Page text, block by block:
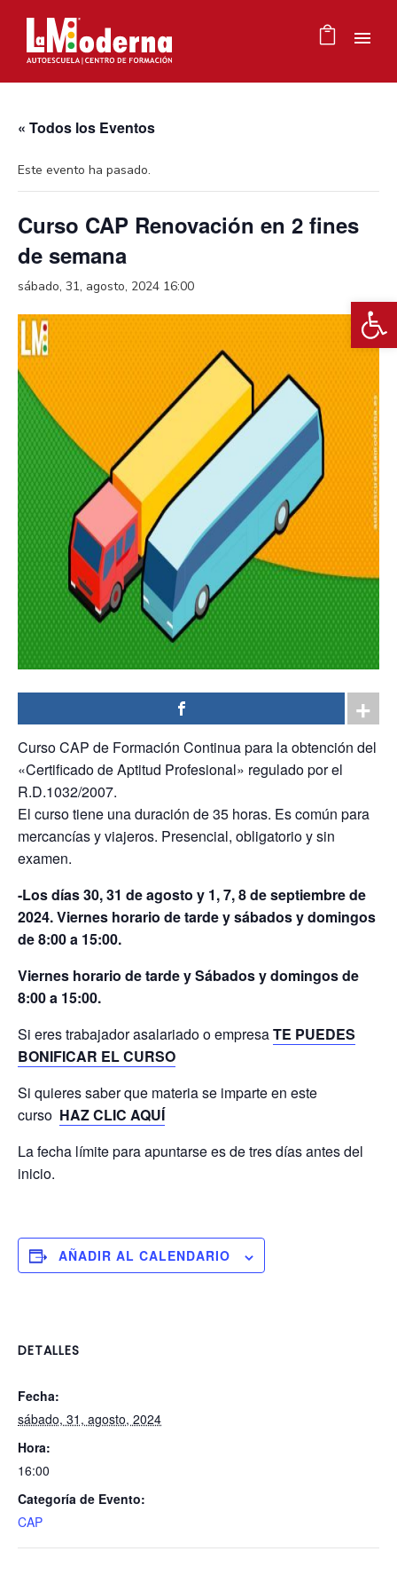
« Todos los Eventos
Este evento ha pasado.
Curso CAP Renovación en 2 fines
de semana
sábado, 31, agosto, 2024 16:00
Curso CAP de Formación Continua para la obtención del
«Certificado de Aptitud Profesional» regulado por el
R.D.1032/2007.
El curso tiene una duración de 35 horas. Es común para
mercancías y viajeros. Presencial, obligatorio y sin
examen.
-Los días 30, 31 de agosto y 1, 7, 8 de septiembre de
2024. Viernes horario de tarde y sábados y domingos
de 8:00 a 15:00.
Viernes horario de tarde y Sábados y domingos de
8:00 a 15:00.
Si eres trabajador asalariado o empresaTE PUEDES
BONIFICAR EL CURSO
Si quieres saber que materia se imparte en este
curso HAZ CLIC AQUÍ
La fecha límite para apuntarse es de tres días antes del
inicio.
AÑADIR AL CALENDARIO
DETALLES
Fecha:
sábado, 31, agosto, 2024
Hora:
16:00
Categoría de Evento:
CAP